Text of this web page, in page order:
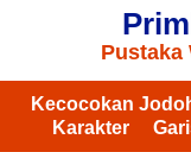
Pustaka
Kecocokan
Karakter